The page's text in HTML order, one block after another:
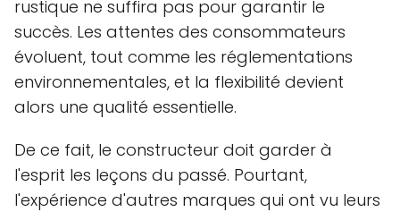
rustique ne suffira pas pour garantir le
succès. Les attentes des consommateurs
évoluent, tout comme les réglementations
environnementales, et la flexibilité devient
alors une qualité essentielle.
De ce fait, le constructeur doit garder à
l'esprit les leçons du passé. Pourtant,
l'expérience d'autres marques qui ont vu leurs